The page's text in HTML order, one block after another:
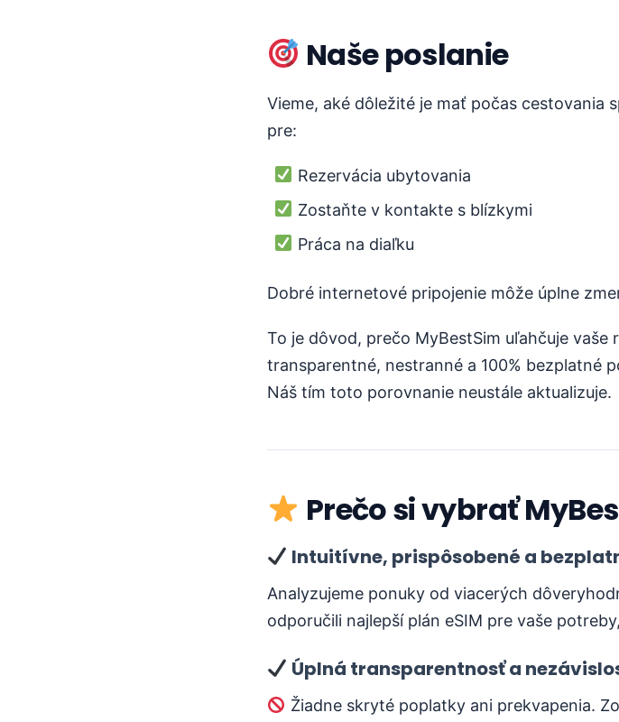
Naše poslanie
Vieme, aké dôležité je mať počas cestovania
pre:
Rezervácia ubytovania
Zostaňte v kontakte s blízkymi
Práca na diaľku
Dobré internetové pripojenie môže úplne
To je dôvod, prečo MyBestSim uľahčuje
transparentné, nestranné a 100% bezplatné
Náš tím toto porovnanie neustále aktualizuje.
Prečo si vybrať
Intuitívne, prispôsobené a
Analyzujeme ponuky od viacerých
odporučili najlepší plán eSIM pre vaše
Úplná transparentnosť a
Žiadne skryté poplatky ani prekvapenia.